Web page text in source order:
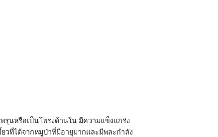
รุนหรือเป็นโพรงด้านใน มีความแข็งแกร่ง
วที่ได้จากหมูป่าที่มีอายุมากและมีพละกำลัง